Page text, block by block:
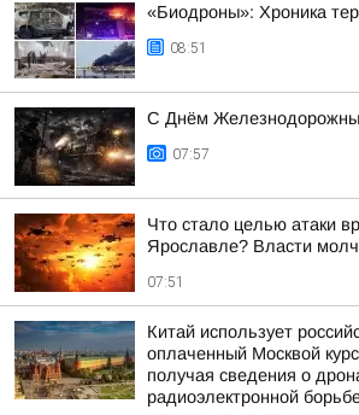
«Биодроны»: Хроника
08:51
С Днём
07:57
Что стало целью атаки
Ярославле? Власти
07:51
Китай использует
оплаченный Москвой
получая сведения о
радиоэлектронной